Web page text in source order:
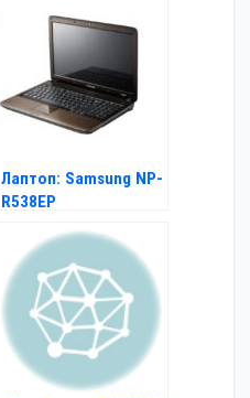
Лаптоп: Samsung NP-
R538EP